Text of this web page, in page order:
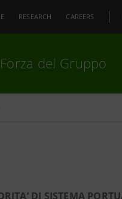
RESEARCH CAREERS
del Gruppo
DI SISTEMA